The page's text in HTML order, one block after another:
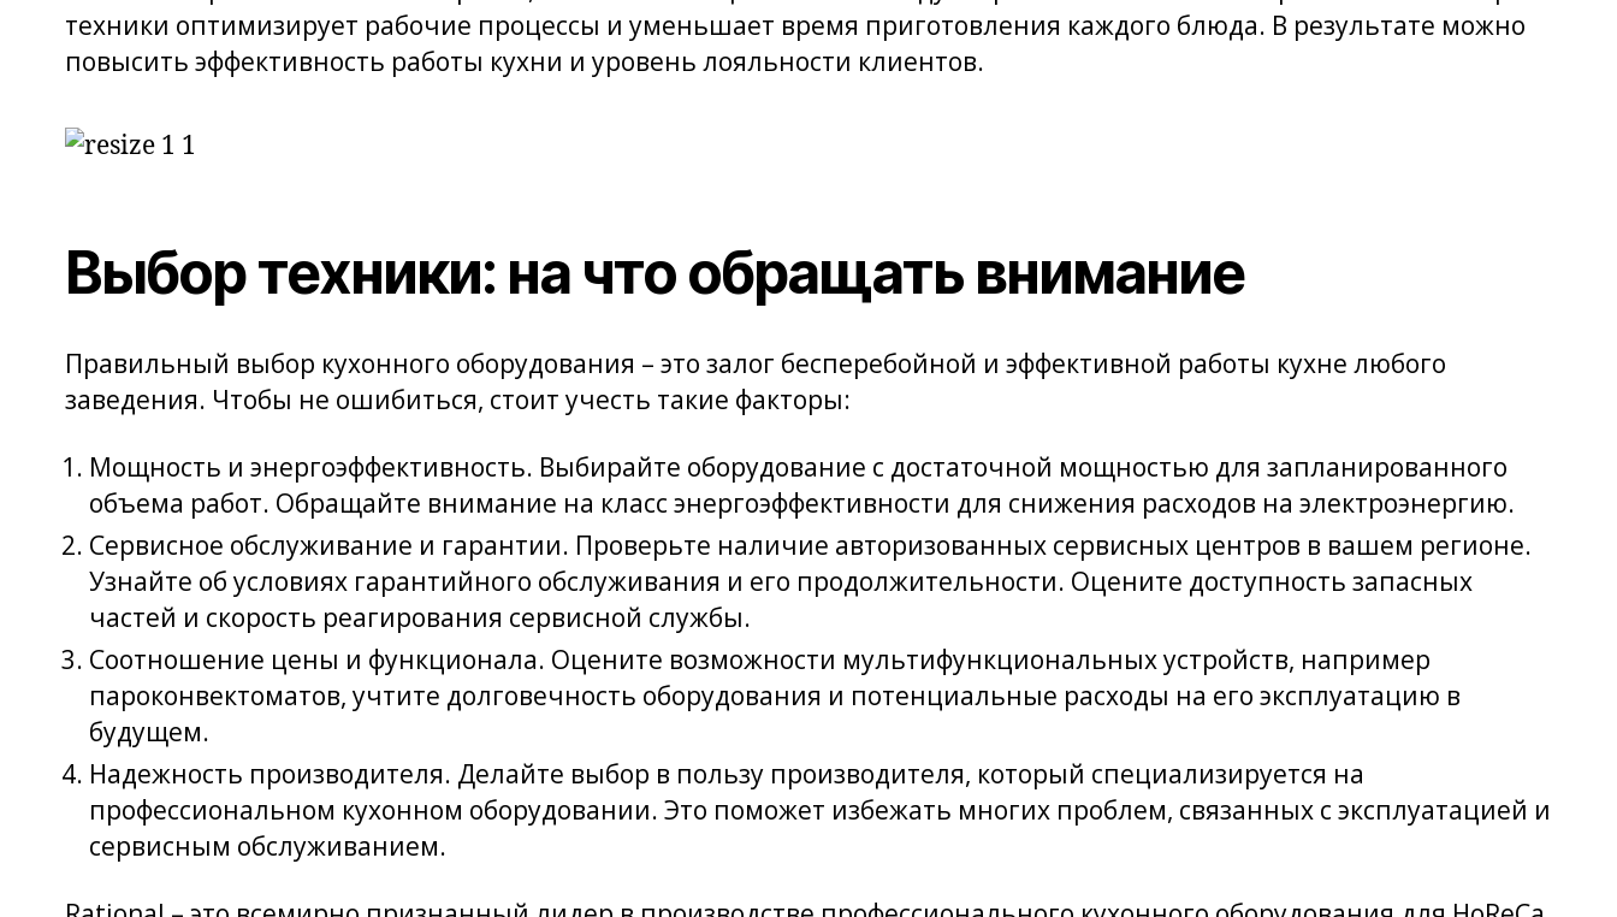
техники оптимизирует рабочие процессы и уменьшает время приготовления каждого блюда. В результате можно
повысить эффективность работы кухни и уровень лояльности клиентов.
Выбор техники: на что обращать внимание
Правильный выбор кухонного оборудования – это залог бесперебойной и эффективной работы кухне любого
заведения. Чтобы не ошибиться, стоит учесть такие факторы:
Мощность и энергоэффективность. Выбирайте оборудование с достаточной мощностью для запланированного
объема работ. Обращайте внимание на класс энергоэффективности для снижения расходов на электроэнергию.
Сервисное обслуживание и гарантии. Проверьте наличие авторизованных сервисных центров в вашем регионе.
Узнайте об условиях гарантийного обслуживания и его продолжительности. Оцените доступность запасных
частей и скорость реагирования сервисной службы.
Соотношение цены и функционала. Оцените возможности мультифункциональных устройств, например
пароконвектоматов, учтите долговечность оборудования и потенциальные расходы на его эксплуатацию в
будущем.
Надежность производителя. Делайте выбор в пользу производителя, который специализируется на
профессиональном кухонном оборудовании. Это поможет избежать многих проблем, связанных с эксплуатацией и
сервисным обслуживанием.